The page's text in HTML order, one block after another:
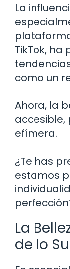
La
TikTok, ha
como un
Ahora, la
accesible,
efímera.
¿Te has
estamos
La
de lo